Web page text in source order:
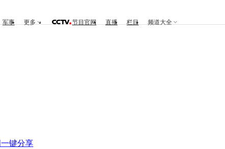
军事 更多 节目官网 直播 栏目 频道大全
一键分享